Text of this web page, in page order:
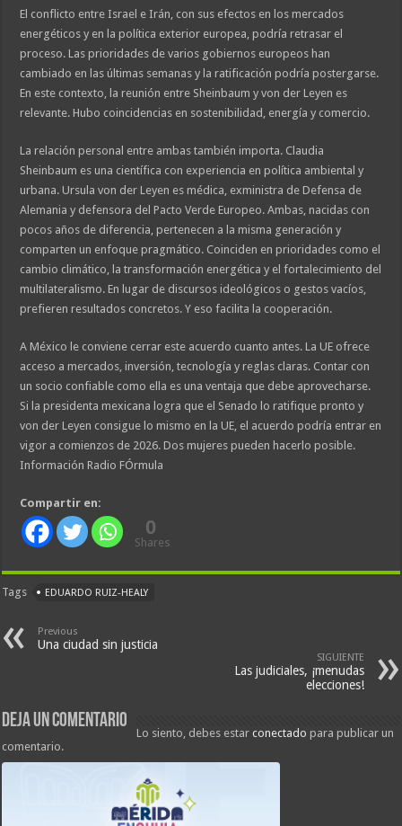
El conflicto entre Israel e Irán, con sus efectos en los mercados
energéticos y en la política exterior europea, podría retrasar el
proceso. Las prioridades de varios gobiernos europeos han
cambiado en las últimas semanas y la ratificación podría postergarse.
En este contexto, la reunión entre Sheinbaum y von der Leyen es
relevante. Hubo coincidencias en sostenibilidad, energía y comercio.
La relación personal entre ambas también importa. Claudia
Sheinbaum es una científica con experiencia en política ambiental y
urbana. Ursula von der Leyen es médica, exministra de Defensa de
Alemania y defensora del Pacto Verde Europeo. Ambas, nacidas con
pocos años de diferencia, pertenecen a la misma generación y
comparten un enfoque pragmático. Coinciden en prioridades como el
cambio climático, la transformación energética y el fortalecimiento del
multilateralismo. En lugar de discursos ideológicos o gestos vacíos,
prefieren resultados concretos. Y eso facilita la cooperación.
A México le conviene cerrar este acuerdo cuanto antes. La UE ofrece
acceso a mercados, inversión, tecnología y reglas claras. Contar con
un socio confiable como ella es una ventaja que debe aprovecharse.
Si la presidenta mexicana logra que el Senado lo ratifique pronto y
von der Leyen consigue lo mismo en la UE, el acuerdo podría entrar en
vigor a comienzos de 2026. Dos mujeres pueden hacerlo posible.
Información Radio FÓrmula
Compartir en:
0
Shares
Tags EDUARDO RUIZ-HEALY
Previous
Una ciudad sin justicia
SIGUIENTE
Las judiciales, ¡menudas
elecciones!
Deja un comentario
Lo siento, debes estarconectado para publicar un
comentario.